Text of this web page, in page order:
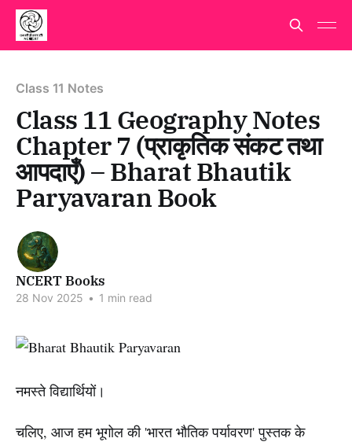
Class 11 Notes
Class 11 Geography Notes
Chapter 7 (प्राकृतिक संकट तथा
आपदाएँ) – Bharat Bhautik
Paryavaran Book
NCERT Books
28 Nov 2025 • 1 min read
नमस्ते विद्यार्थियों।
चलिए, आज हम भूगोल की 'भारत भौतिक पर्यावरण' पुस्तक के